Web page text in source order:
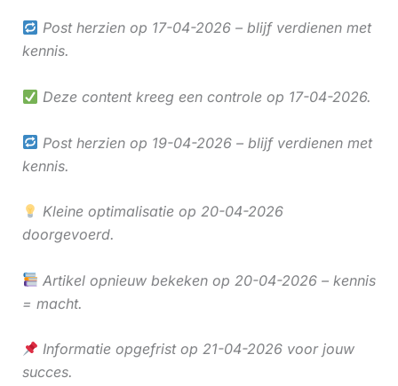
Post herzien op 17-04-2026 – blijf verdienen met
kennis.
Deze content kreeg een controle op 17-04-2026.
Post herzien op 19-04-2026 – blijf verdienen met
kennis.
Kleine optimalisatie op 20-04-2026
doorgevoerd.
Artikel opnieuw bekeken op 20-04-2026 – kennis
= macht.
Informatie opgefrist op 21-04-2026 voor jouw
succes.